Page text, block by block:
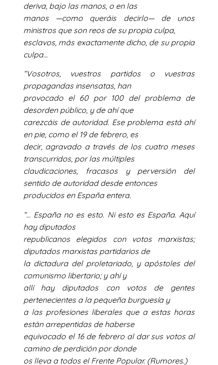
deriva, bajo las manos, o en las
manos —como queráis decirlo— de unos
ministros que son reos de su propia culpa,
esclavos, más exactamente dicho, de su propia
culpa…
“Vosotros, vuestros partidos o vuestras
propagandas insensatas, han
provocado el 60 por 100 del problema de
desorden público, y de ahí que
carezcáis de autoridad. Ese problema está ahí
en pie, como el 19 de febrero, es
decir, agravado a través de los cuatro meses
transcurridos, por las múltiples
claudicaciones, fracasos y perversión del
sentido de autoridad desde entonces
producidos en España entera.
“… España no es esto. Ni esto es España. Aquí
hay diputados
republicanos elegidos con votos marxistas;
diputados marxistas partidarios de
la dictadura del proletariado, y apóstoles del
comunismo libertario; y ahí y
allí hay diputados con votos de gentes
pertenecientes a la pequeña burguesía y
a las profesiones liberales que a estas horas
están arrepentidas de haberse
equivocado el 16 de febrero al dar sus votos al
camino de perdición por donde
os lleva a todos el Frente Popular. (Rumores.)